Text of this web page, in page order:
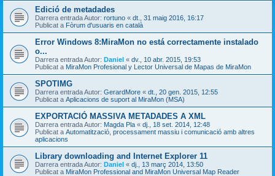
Edició de metadades
Darrera entrada Autor: rortuno « dt., 31 maig 2016, 16:17
Publicat a Fòrum d'usuaris en català
Error Windows 8:MiraMon no está correctamente instalado
o...
Darrera entrada Autor: Daniel « dv., 10 abr. 2015, 19:53
Publicat a MiraMon Profesional y Lector Universal de Mapas de MiraMon
SPOTIMG
Darrera entrada Autor: GerardMore « dt., 20 gen. 2015, 12:55
Publicat a Aplicacions de suport al MiraMon (MSA)
EXPORTACIÓ MASSIVA METADADES A XML
Darrera entrada Autor: Magda Pla « dj., 18 set. 2014, 12:48
Publicat a Automatització, processament massiu i comunicació amb altres
aplicacions
Library downloading and Internet Explorer 11
Darrera entrada Autor: Daniel « dj., 13 març 2014, 13:50
Publicat a MiraMon Professional and MiraMon Universal Map Reader